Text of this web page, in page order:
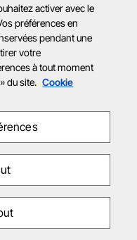
activer avec le
préférences en
pendant une
votre
à tout moment
du site. Cookie